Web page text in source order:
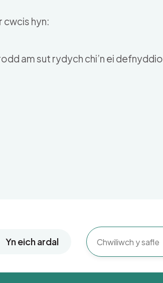
cwcis hyn:
am sut rydych chi’n ei defnyddio
Yn eich ardal